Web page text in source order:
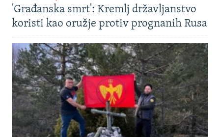
'Građanska smrt': Kremlj državljanstvo
koristi kao oružje protiv prognanih Rusa